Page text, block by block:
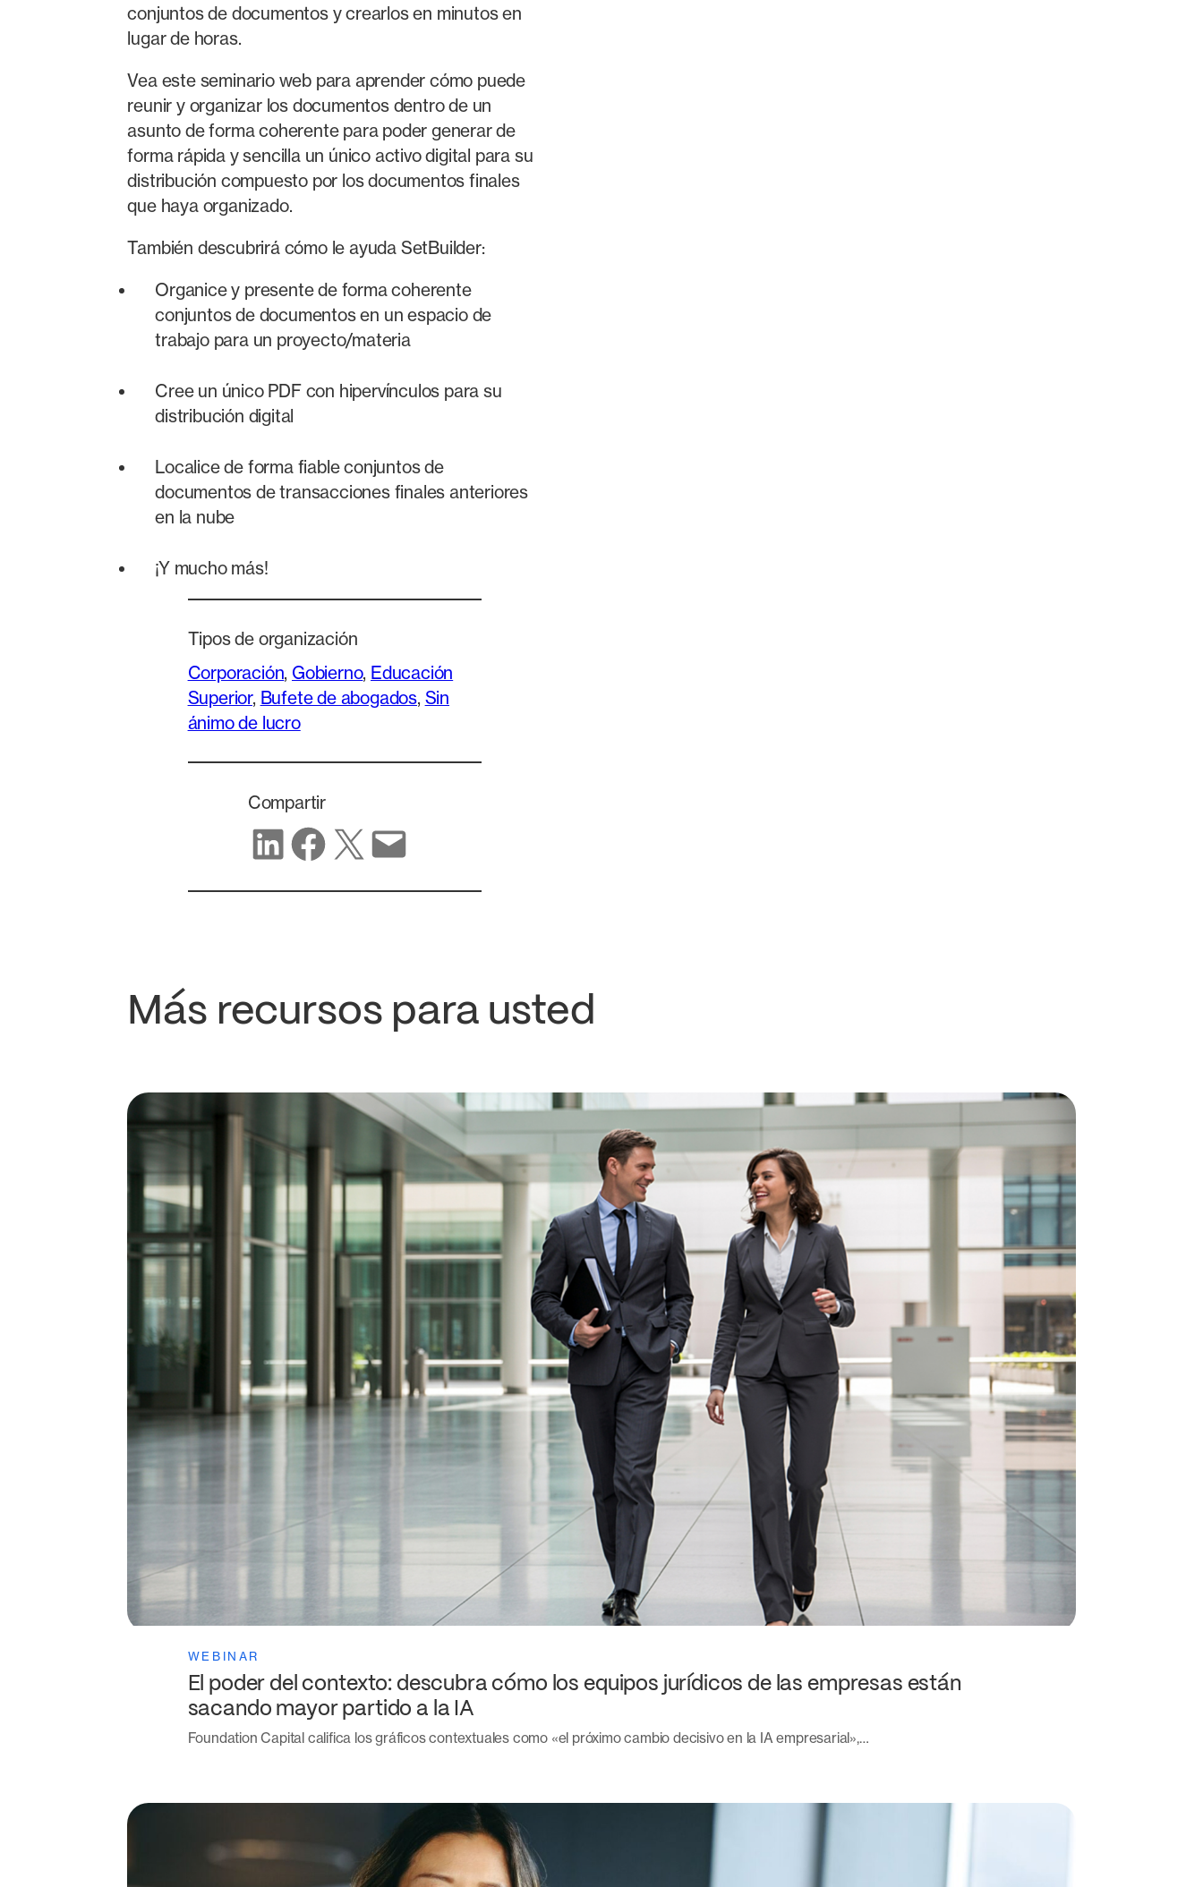
conjuntos de documentos y crearlos en minutos en
lugar de horas.
Vea este seminario web para aprender cómo puede
reunir y organizar los documentos dentro de un
asunto de forma coherente para poder generar de
forma rápida y sencilla un único activo digital para su
distribución compuesto por los documentos finales
que haya organizado.
También descubrirá cómo le ayuda SetBuilder:
Organice y presente de forma coherente
conjuntos de documentos en un espacio de
trabajo para un proyecto/materia
Cree un único PDF con hipervínculos para su
distribución digital
Localice de forma fiable conjuntos de
documentos de transacciones finales anteriores
en la nube
¡Y mucho más!
Tipos de organización
Corporación, Gobierno, Educación
Superior, Bufete de abogados, Sin
ánimo de lucro
Compartir
Compartir en LinkedIn Compartir en Facebook Compartir en X Compartir por correo electrónico
Más recursos para usted
WEBINAR
El poder del contexto: descubra cómo los equipos jurídicos de las empresas están
sacando mayor partido a la IA
Foundation Capital califica los gráficos contextuales como «el próximo cambio decisivo en la IA empresarial»,…